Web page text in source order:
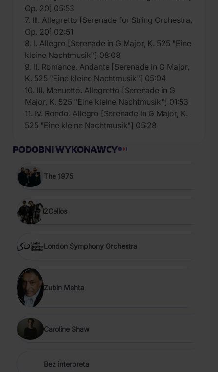
Op. 20] 05:53
7. III. Allegretto [Serenade for String Orchestra,
Op. 20] 02:51
8. I. Allegro [Serenade in G Major, K. 525 "Eine
kleine Nachtmusik"] 08:08
9. II. Romance. Andante [Serenade in G Major,
K. 525 "Eine kleine Nachtmusik"] 05:04
10. III. Menuetto. Allegretto [Serenade in G
Major, K. 525 "Eine kleine Nachtmusik"] 01:53
11. IV. Rondo. Allegro [Serenade in G Major, K.
525 "Eine kleine Nachtmusik"] 05:28
PODOBNI WYKONAWCY
The 1975
2Cellos
London Symphony Orchestra
Zubin Mehta
Caroline Shaw
Bez interpreta